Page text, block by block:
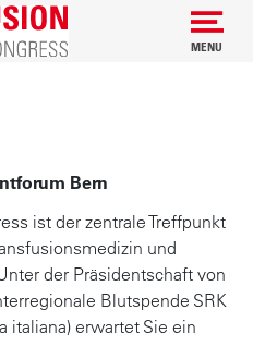
MENU
Bern
ist der zentrale Treffpunkt
und
der Präsidentschaft von
Blutspende SRK
italiana) erwartet Sie ein